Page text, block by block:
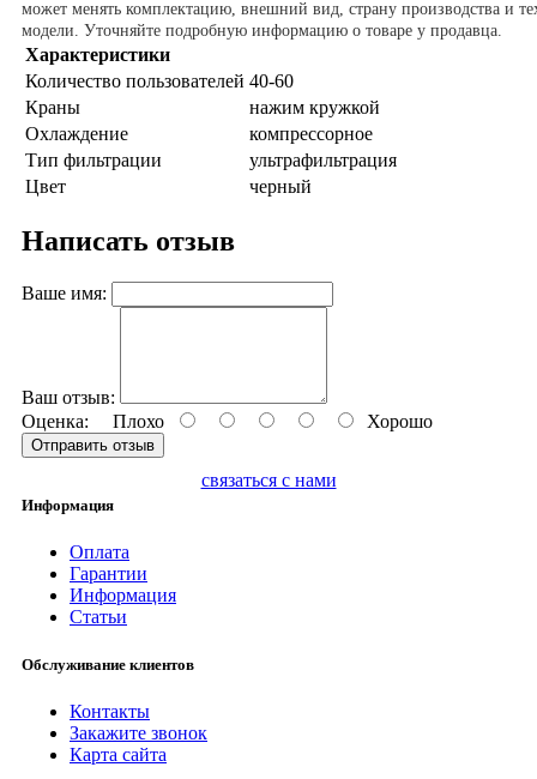
может менять комплектацию, внешний вид, страну производства и
модели. Уточняйте подробную информацию о товаре у продавца.
Характеристики
Количество пользователей 40-60
Краны
нажим кружкой
Охлаждение
компрессорное
Тип фильтрации
ультрафильтрация
Цвет
черный
Написать отзыв
Ваше имя:
Ваш отзыв:
Оценка: Плохо Хорошо
Отправить отзыв
связаться с нами
Информация
Оплата
Гарантии
Информация
Статьи
Обслуживание клиентов
Контакты
Закажите звонок
Карта сайта